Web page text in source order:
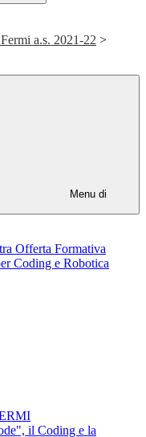
a.s. 2021-22 >
Menu di
Offerta Formativa
Coding e Robotica
il Coding e la